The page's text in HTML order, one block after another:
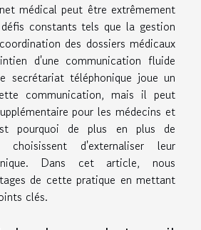
médical peut être extrêmement
constants tels que la gestion
des dossiers médicaux
d'une communication fluide
secrétariat téléphonique joue un
communication, mais il peut
pour les médecins et
pourquoi de plus en plus de
choisissent d'externaliser leur
Dans cet article, nous
de cette pratique en mettant
clés.